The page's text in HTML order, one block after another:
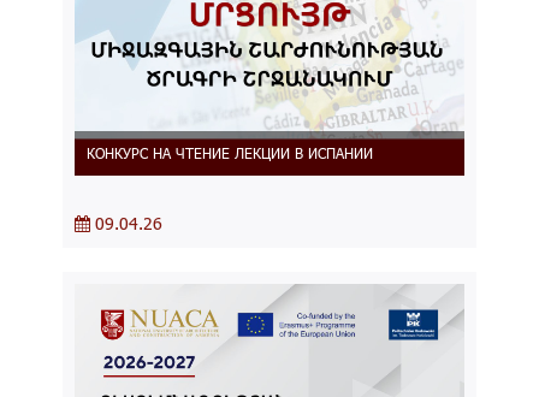
КОНКУРС НА ЧТЕНИЕ ЛЕКЦИИ В ИСПАНИИ
09.04.26